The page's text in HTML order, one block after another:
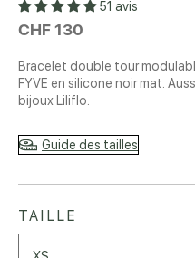
51 avis
CHF 130
Bracelet double tour
FYVE en silicone noir mat.
bijoux Liliflo.
Guide des tailles
TAILLE